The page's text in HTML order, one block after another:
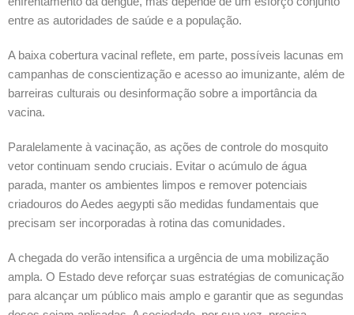
entre as autoridades de saúde e a população.
A baixa cobertura vacinal reflete, em parte, possíveis lacunas em
campanhas de conscientização e acesso ao imunizante, além de
barreiras culturais ou desinformação sobre a importância da
vacina.
Paralelamente à vacinação, as ações de controle do mosquito
vetor continuam sendo cruciais. Evitar o acúmulo de água
parada, manter os ambientes limpos e remover potenciais
criadouros do Aedes aegypti são medidas fundamentais que
precisam ser incorporadas à rotina das comunidades.
A chegada do verão intensifica a urgência de uma mobilização
ampla. O Estado deve reforçar suas estratégias de comunicação
para alcançar um público mais amplo e garantir que as segundas